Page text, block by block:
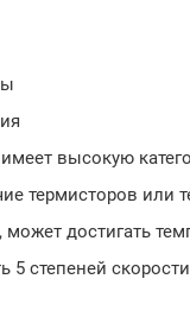
высокую
термисторов или
достигать
5 степеней